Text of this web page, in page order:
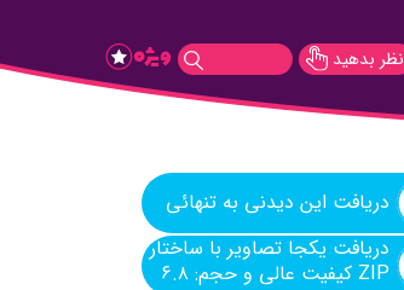
نظر بدهید
دریافت این دیدنی به تنهائی
دریافت یکجا تصاویر با ساختار
ZIP کیفیت عالی و حجم: ۶.۸